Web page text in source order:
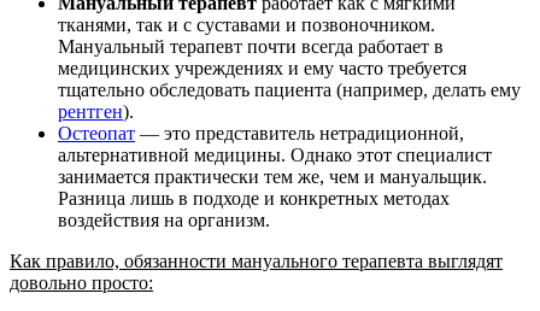
тканями, так и с суставами и позвоночником.
Мануальный терапевт почти всегда работает в
медицинских учреждениях и ему часто требуется
тщательно обследовать пациента (например, делать ему
рентген).
Остеопат — это представитель нетрадиционной,
альтернативной медицины. Однако этот специалист
занимается практически тем же, чем и мануальщик.
Разница лишь в подходе и конкретных методах
воздействия на организм.
Как правило, обязанности мануального терапевта выглядят
довольно просто: